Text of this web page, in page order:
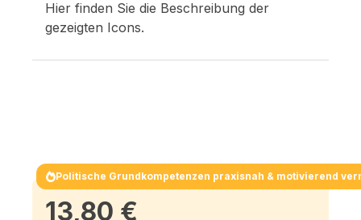
Hier finden Sie die Beschreibung der
gezeigten Icons.
Politische Grundkompetenzen praxisnah & motivierend
13,80 €